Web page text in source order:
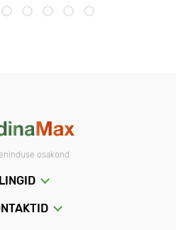
osakond
LINGID